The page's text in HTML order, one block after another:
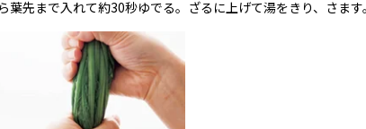
先まで入れて約30秒ゆでる。ざるに上げて湯をきり、さます。